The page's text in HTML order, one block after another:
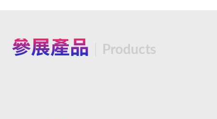
參展產品 Products